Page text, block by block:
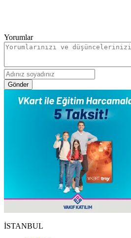
Yorumlar
Gönder
İSTANBUL